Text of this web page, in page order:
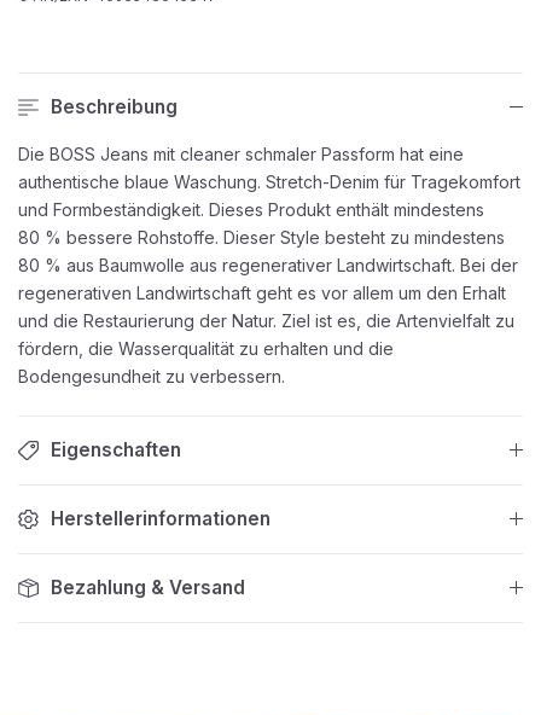
Beschreibung
Die BOSS Jeans mit cleaner schmaler Passform hat eine
authentische blaue Waschung. Stretch-Denim für Tragekomfort
und Formbeständigkeit. Dieses Produkt enthält mindestens
80 % bessere Rohstoffe. Dieser Style besteht zu mindestens
80 % aus Baumwolle aus regenerativer Landwirtschaft. Bei der
regenerativen Landwirtschaft geht es vor allem um den Erhalt
und die Restaurierung der Natur. Ziel ist es, die Artenvielfalt zu
fördern, die Wasserqualität zu erhalten und die
Bodengesundheit zu verbessern.
Eigenschaften
Herstellerinformationen
Bezahlung & Versand